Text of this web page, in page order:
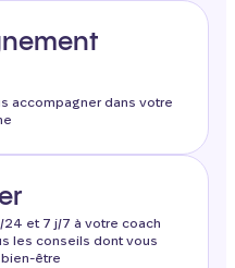
accompagner dans votre
et 7 j/7 à votre coach
les conseils dont vous
être